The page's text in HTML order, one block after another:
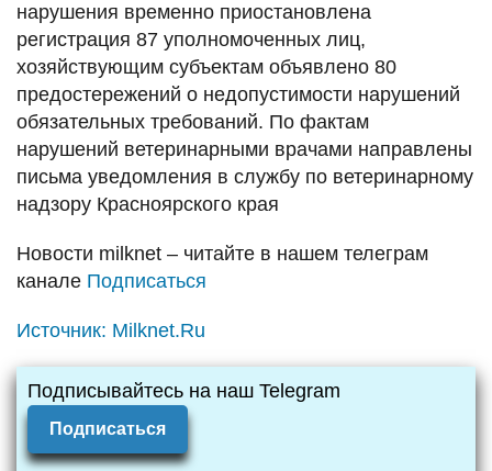
нарушения временно приостановлена
регистрация 87 уполномоченных лиц,
хозяйствующим субъектам объявлено 80
предостережений о недопустимости нарушений
обязательных требований. По фактам
нарушений ветеринарными врачами направлены
письма уведомления в службу по ветеринарному
надзору Красноярского края
Новости milknet – читайте в нашем телеграм
канале Подписаться
Источник: Milknet.Ru
Подписывайтесь на наш Telegram
Подписаться